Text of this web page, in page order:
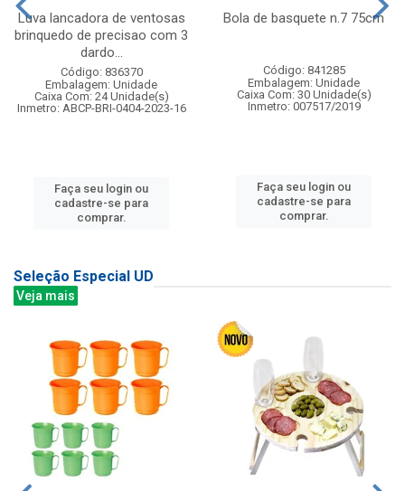
Luva lancadora de ventosas
brinquedo de precisao com 3
dardo...
Código: 836370
Embalagem: Unidade
Caixa Com: 24 Unidade(s)
Inmetro: ABCP-BRI-0404-2023-16
Faça seu login ou
cadastre-se para
comprar.
Bola de basquete n.7 75cm
Código: 841285
Embalagem: Unidade
Caixa Com: 30 Unidade(s)
Inmetro: 007517/2019
Faça seu login ou
cadastre-se para
comprar.
Seleção Especial UD
Veja mais